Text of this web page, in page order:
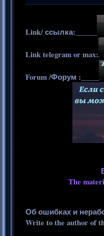
Link/ ссылка:______
Link telegram or max:
Forum /Форум :_____
The
Об ошибках и
Write to the author of